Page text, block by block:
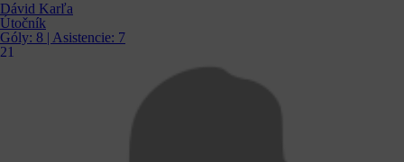
Dávid Karľa
Útočník
Góly: 8 | Asistencie: 7
21